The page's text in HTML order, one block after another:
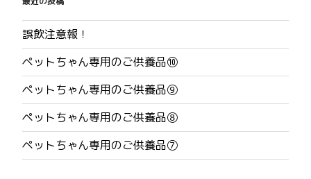
ナ
ビ
ゲ
ー
シ
ョ
誤飲注意報！
ペットちゃん専用のご供養品⑩
ペットちゃん専用のご供養品⑨
ペットちゃん専用のご供養品⑧
ペットちゃん専用のご供養品⑦